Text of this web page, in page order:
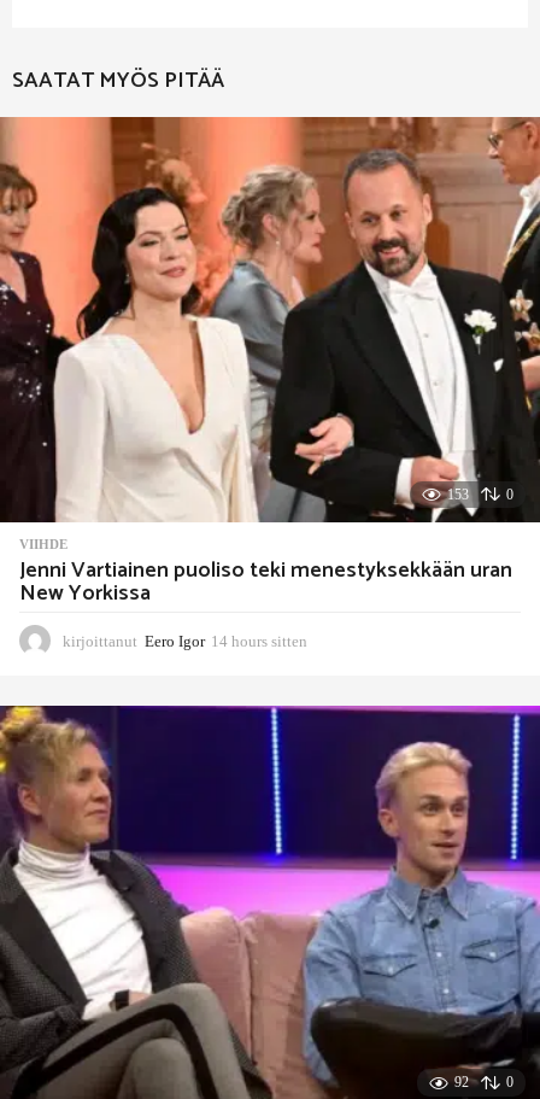
SAATAT MYÖS PITÄÄ
153 0
VIIHDE
Jenni Vartiainen puoliso teki menestyksekkään uran
New Yorkissa
kirjoittanut Eero Igor 14 hours sitten
o
t
n
92 0